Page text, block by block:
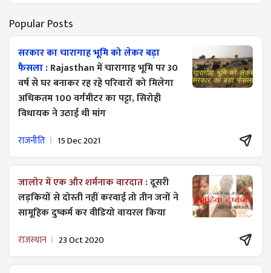
Popular Posts
सरकार का चारागाह भूमि को लेकर बड़ा
फैसला :Rajasthan में चारागाह भूमि पर 30
वर्ष से घर बनाकर रह रहे परिवारों को मिलेगा
अधिकतम 100 वर्गमीटर का पट्टा, सिरोही
विधायक ने उठाई थी मांग
राजनीति 15 Dec 2021
जालोर में एक और शर्मनाक वारदात :दूसरी
लड़कियों से दोस्ती नहीं करवाई तो तीन जनों ने
सामूहिक दुष्कर्म कर वीडियो वायरल किया
राजस्थान 23 Oct 2020